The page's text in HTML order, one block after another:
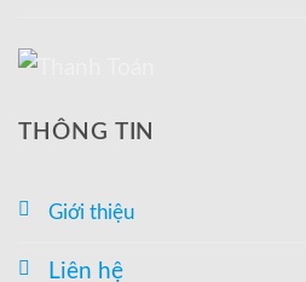
THÔNG TIN
Giới thiệu
Liên hệ